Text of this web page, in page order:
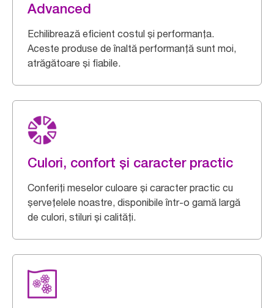
Advanced
Echilibrează eficient costul și performanța.
Aceste produse de înaltă performanță sunt moi,
atrăgătoare și fiabile.
Culori, confort și caracter practic
Conferiți meselor culoare și caracter practic cu
șervețelele noastre, disponibile într-o gamă largă
de culori, stiluri și calități.